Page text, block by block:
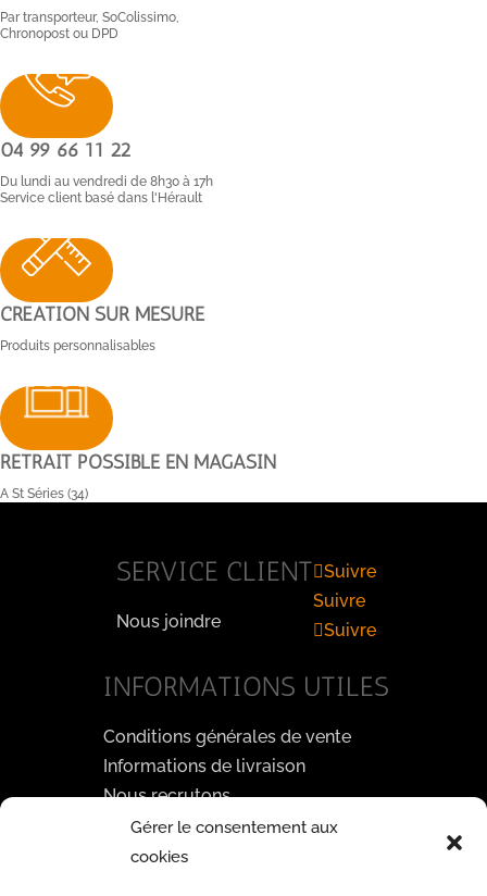
Gérer le consentement aux
cookies
Par transporteur, SoColissimo,
Chronopost ou DPD
04 99 66 11 22
Du lundi au vendredi de 8h30 à 17h
Service client basé dans l'Hérault
CRÉATION SUR MESURE
Produits personnalisables
RETRAIT POSSIBLE EN MAGASIN
A St Séries (34)
SERVICE CLIENT
Nous joindre
Suivre
Suivre
Suivre
INFORMATIONS UTILES
Conditions générales de vente
Informations de livraison
Nous recrutons
PAYEZ EN TOUTE SÉCURITÉ